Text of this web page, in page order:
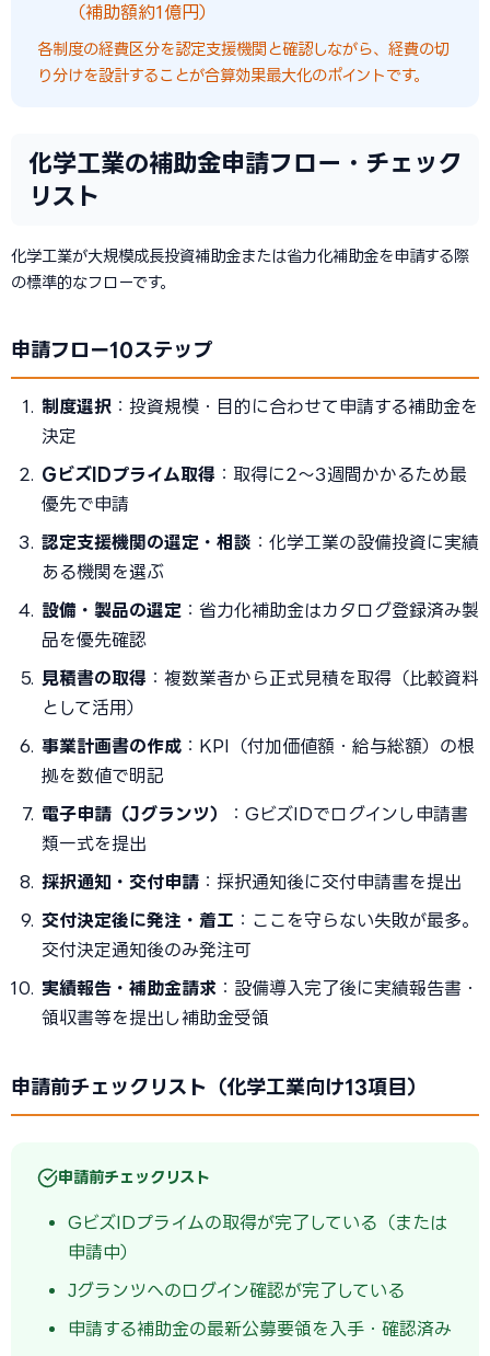
（補助額約1億円）
各制度の経費区分を認定支援機関と確認しながら、経費の切
り分けを設計することが合算効果最大化のポイントです。
化学工業の補助金申請フロー・チェック
リスト
化学工業が大規模成長投資補助金または省力化補助金を申請する際
の標準的なフローです。
申請フロー10ステップ
制度選択 ：投資規模・目的に合わせて申請する補助金を
決定
GビズIDプライム取得 ：取得に2〜3週間かかるため最
優先で申請
認定支援機関の選定・相談 ：化学工業の設備投資に実績
ある機関を選ぶ
設備・製品の選定 ：省力化補助金はカタログ登録済み製
品を優先確認
見積書の取得 ：複数業者から正式見積を取得（比較資料
として活用）
事業計画書の作成 ：KPI（付加価値額・給与総額）の根
拠を数値で明記
電子申請（Jグランツ）
：GビズIDでログインし申請書
類一式を提出
採択通知・交付申請 ：採択通知後に交付申請書を提出
交付決定後に発注・着工 ：ここを守らない失敗が最多。
交付決定通知後のみ発注可
実績報告・補助金請求 ：設備導入完了後に実績報告書・
領収書等を提出し補助金受領
申請前チェックリスト（化学工業向け13項目）
申請前チェックリスト
GビズIDプライムの取得が完了している（または
申請中）
Jグランツへのログイン確認が完了している
申請する補助金の最新公募要領を入手・確認済み